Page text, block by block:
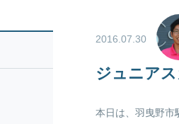
2016.07.30
ジュニア
本日は、羽曳野市